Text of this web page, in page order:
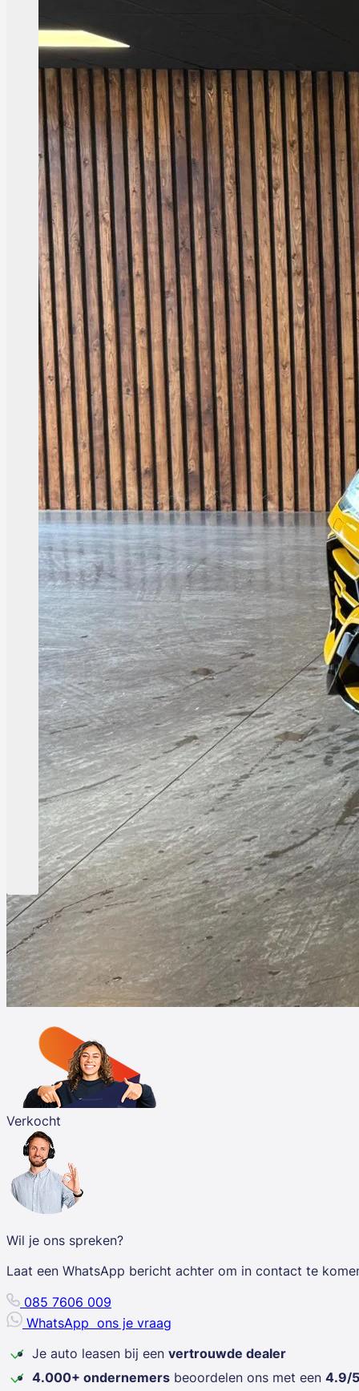
Verkocht
Wil je ons spreken?
Laat een WhatsApp bericht achter om in contact te
085 7606 009
WhatsApp ons je vraag
Je auto leasen bij een vertrouwde dealer
4.000+ ondernemers beoordelen ons met een 4.9/5